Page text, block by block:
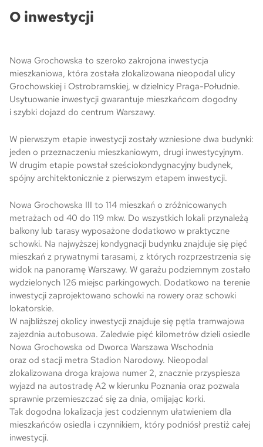
O inwestycji
Nowa Grochowska to szeroko zakrojona inwestycja
mieszkaniowa, która została zlokalizowana nieopodal ulicy
Grochowskiej i Ostrobramskiej, w dzielnicy Praga-Południe.
Usytuowanie inwestycji gwarantuje mieszkańcom dogodny
i szybki dojazd do centrum Warszawy.
W pierwszym etapie inwestycji zostały wzniesione dwa budynki:
jeden o przeznaczeniu mieszkaniowym, drugi inwestycyjnym.
W drugim etapie powstał sześciokondygnacyjny budynek,
spójny architektonicznie z pierwszym etapem inwestycji.
Nowa Grochowska III to 114 mieszkań o zróżnicowanych
metrażach od 40 do 119 mkw. Do wszystkich lokali przynależą
balkony lub tarasy wyposażone dodatkowo w praktyczne
schowki. Na najwyższej kondygnacji budynku znajduje się pięć
mieszkań z prywatnymi tarasami, z których rozprzestrzenia się
widok na panoramę Warszawy. W garażu podziemnym zostało
wydzielonych 126 miejsc parkingowych. Dodatkowo na terenie
inwestycji zaprojektowano schowki na rowery oraz schowki
lokatorskie.
W najbliższej okolicy inwestycji znajduje się pętla tramwajowa
zajezdnia autobusowa. Zaledwie pięć kilometrów dzieli osiedle
Nowa Grochowska od Dworca Warszawa Wschodnia
oraz od stacji metra Stadion Narodowy. Nieopodal
zlokalizowana droga krajowa numer 2, znacznie przyspiesza
wyjazd na autostradę A2 w kierunku Poznania oraz pozwala
sprawnie przemieszczać się za dnia, omijając korki.
Tak dogodna lokalizacja jest codziennym ułatwieniem dla
mieszkańców osiedla i czynnikiem, który podniósł prestiż całej
inwestycji.
Skwer Witosa w Piastowie